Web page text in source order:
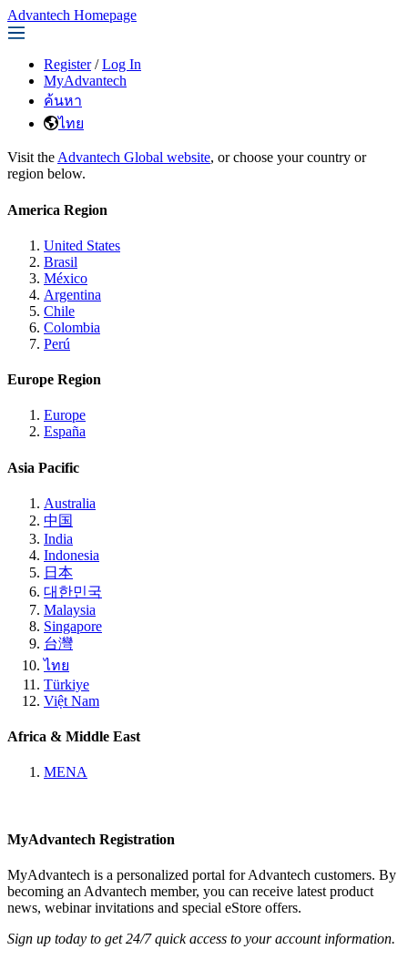
Advantech Homepage
Register / Log In
MyAdvantech
ค้นหา
ไทย
Visit the Advantech Global website, or choose your country or
region below.
America Region
United States
Brasil
México
Argentina
Chile
Colombia
Perú
Europe Region
Europe
España
Asia Pacific
Australia
中国
India
Indonesia
日本
대한민국
Malaysia
Singapore
台灣
ไทย
Türkiye
Việt Nam
Africa & Middle East
MENA
MyAdvantech Registration
MyAdvantech is a personalized portal for Advantech customers. By
becoming an Advantech member, you can receive latest product
news, webinar invitations and special eStore offers.
Sign up today to get 24/7 quick access to your account information.